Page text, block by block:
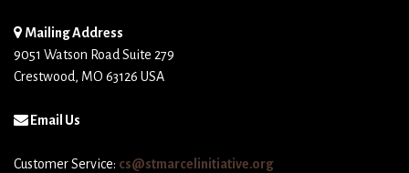
Mailing Address
9051 Watson Road Suite 279
Crestwood, MO 63126 USA
Email Us
Customer Service: cs@stmarcelinitiative.org